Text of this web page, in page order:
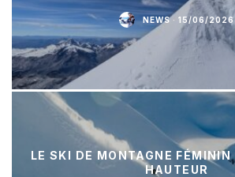
NEWS · 15/06/2026
LE SKI DE MONTAGNE
HAUTEUR